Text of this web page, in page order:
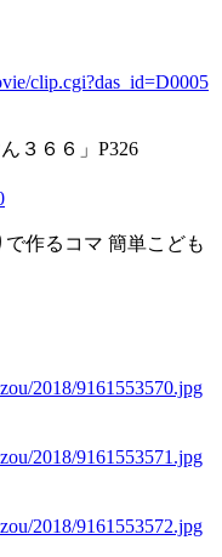
clip.cgi?das_id=D0005
３６６」P326
作るコマ 簡単こども
2018/9161553570.jpg
2018/9161553571.jpg
2018/9161553572.jpg